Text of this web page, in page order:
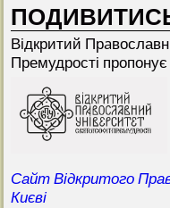
Відкритий
Премудрості пропонує
Сайт Відкритого
Києві